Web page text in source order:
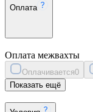
Оплата
Оплата межвахты
Оплачивается0
Показать ещё